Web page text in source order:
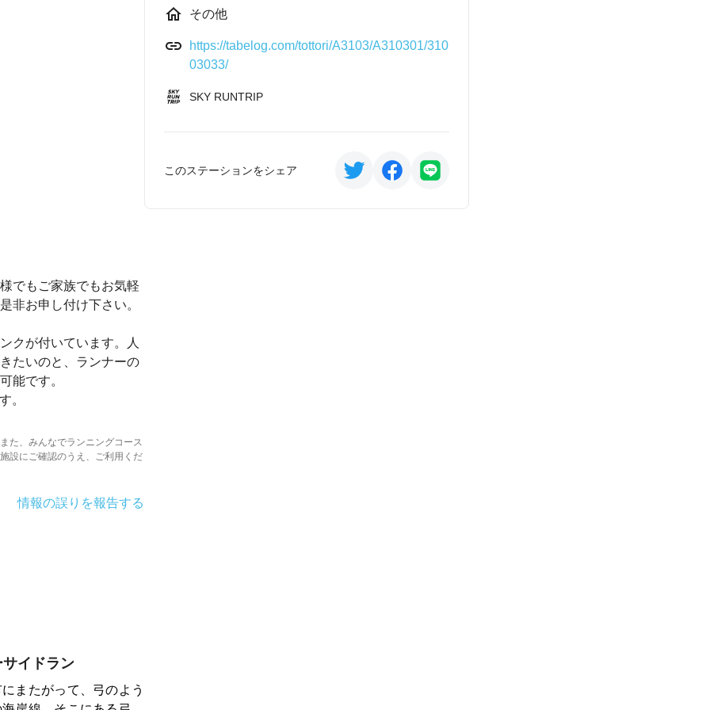
でもご家族でもお気軽
非お申し付け下さい。
クが付いています。人
たいのと、ランナーの
能です。
。
た、みんなでランニングコース
設にご確認のうえ、ご利用くだ
情報の誤りを報告する
イドラン
またがって、弓のよう
その他
https://tabelog.com/tottori/A3103/A310301/310
03033/
SKY RUNTRIP
このステーションをシェア